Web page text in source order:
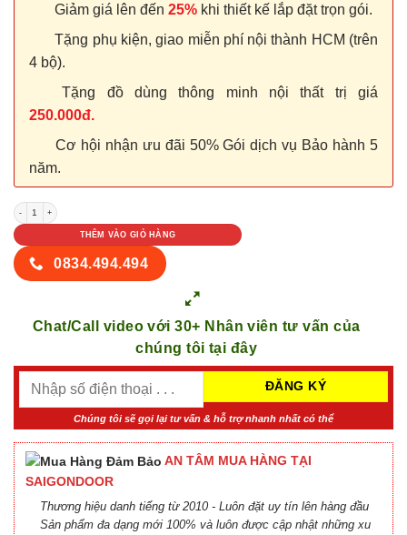
Giảm giá lên đến 25% khi thiết kế lắp đặt trọn gói.
Tặng phụ kiện, giao miễn phí nội thành HCM (trên
4 bộ).
Tặng đồ dùng thông minh nội thất trị giá
250.000đ.
Cơ hội nhận ưu đãi 50% Gói dịch vụ Bảo hành 5
năm.
CỬA NHỰA ABS HÀN QUỐC KOS 118-K5300 (2) số lượng
THÊM VÀO GIỎ HÀNG
0834.494.494
Chat/Call video với 30+ Nhân viên tư vấn của
chúng tôi tại đây
Chúng tôi sẽ gọi lại tư vấn & hỗ trợ nhanh nhất có thể
AN TÂM MUA HÀNG TẠI
SAIGONDOOR
Thương hiệu danh tiếng từ 2010 - Luôn đặt uy tín lên hàng đầu
Sản phẩm đa dạng mới 100% và luôn được cập nhật những xu